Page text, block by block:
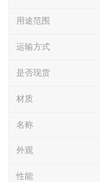
用途范围
运输方式
是否现货
材质
名称
外观
性能